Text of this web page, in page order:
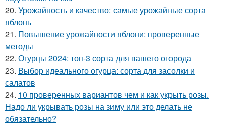
20. Урожайность и качество: самые урожайные сорта
яблонь
21. Повышение урожайности яблони: проверенные
методы
22. Огурцы 2024: топ-3 сорта для вашего огорода
23. Выбор идеального огурца: сорта для засолки и
салатов
24. 10 проверенных вариантов чем и как укрыть розы.
Надо ли укрывать розы на зиму или это делать не
обязательно?